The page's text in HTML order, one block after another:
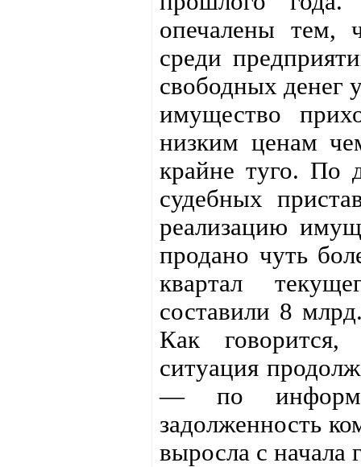
опечалены тем,
среди
свободных денег
имущество
низким ценам
крайне туго.
судебных
реализацию
продано чуть
квартал
составили 8
Как говорится,
ситуация
— по
задолженность
выросла с начала